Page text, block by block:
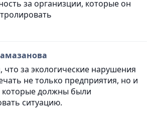
за организции, которые он
что за экологические нарушения
не только предприятия, но и
которые должны были
ситуацию.